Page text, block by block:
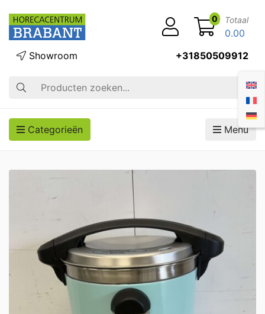
Zoek op
Showroom +31850509912
0 Totaal
0.00
Categorieën Menu